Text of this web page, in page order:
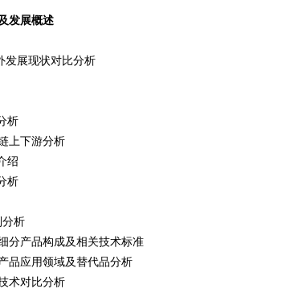
发展概述
展现状对比分析
析
上下游分析
绍
析
析
产品构成及相关技术标准
应用领域及替代品分析
术对比分析